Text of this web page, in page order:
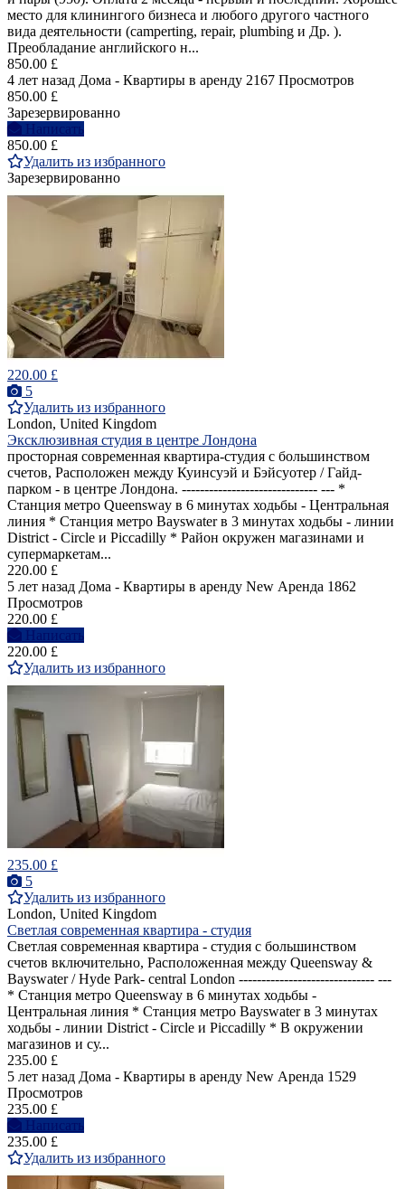
место для клинингого бизнеса и любого другого частного
вида деятельности (camperting, repair, plumbing и Др. ).
Преобладание английского н...
850.00 £
4 лет назад Дома - Квартиры в аренду 2167 Просмотров
850.00 £
Зарезервированно
Написать
850.00 £
Удалить из избранного
Зарезервированно
220.00 £
5
Удалить из избранного
London, United Kingdom
Эксклюзивная студия в центре Лондона
просторная современная квартира-студия с большинством
счетов, Расположен между Куинсуэй и Бэйсуотер / Гайд-
парком - в центре Лондона. ------------------------------ --- *
Станция метро Queensway в 6 минутах ходьбы - Центральная
линия * Станция метро Bayswater в 3 минутах ходьбы - линии
District - Circle и Piccadilly * Район окружен магазинами и
супермаркетам...
220.00 £
5 лет назад Дома - Квартиры в аренду New Аренда 1862
Просмотров
220.00 £
Написать
220.00 £
Удалить из избранного
235.00 £
5
Удалить из избранного
London, United Kingdom
Светлая современная квартира - студия
Светлая современная квартира - студия с большинством
счетов включительно, Расположенная между Queensway &
Bayswater / Hyde Park- central London ------------------------------ ---
* Станция метро Queensway в 6 минутах ходьбы -
Центральная линия * Станция метро Bayswater в 3 минутах
ходьбы - линии District - Circle и Piccadilly * В окружении
магазинов и су...
235.00 £
5 лет назад Дома - Квартиры в аренду New Аренда 1529
Просмотров
235.00 £
Написать
235.00 £
Удалить из избранного